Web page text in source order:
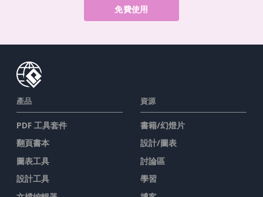
免費使用
產品
PDF 工具套件
翻頁書本
圖表工具
設計工具
資源
書籍/幻燈片
設計/圖表
討論區
學習